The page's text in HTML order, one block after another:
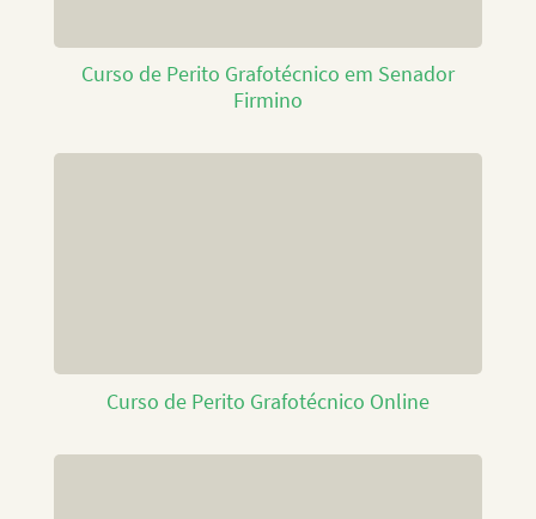
Curso de Perito Grafotécnico em Senador
Firmino
Curso de Perito Grafotécnico Online